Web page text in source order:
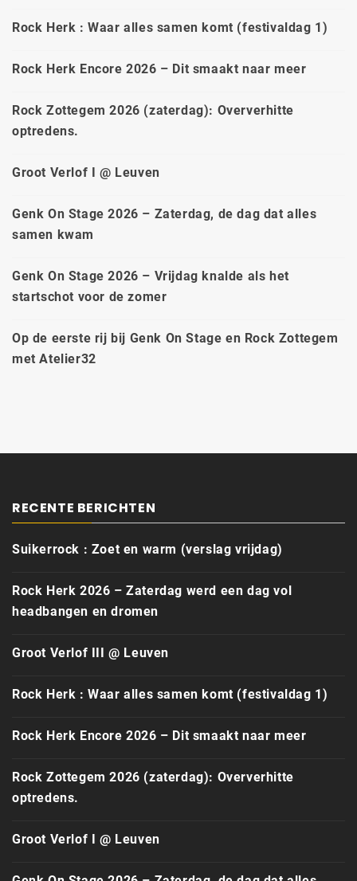
Rock Herk : Waar alles samen komt (festivaldag 1)
Rock Herk Encore 2026 – Dit smaakt naar meer
Rock Zottegem 2026 (zaterdag): Oververhitte
optredens.
Groot Verlof I @ Leuven
Genk On Stage 2026 – Zaterdag, de dag dat alles
samen kwam
Genk On Stage 2026 – Vrijdag knalde als het
startschot voor de zomer
Op de eerste rij bij Genk On Stage en Rock Zottegem
met Atelier32
RECENTE BERICHTEN
Suikerrock : Zoet en warm (verslag vrijdag)
Rock Herk 2026 – Zaterdag werd een dag vol
headbangen en dromen
Groot Verlof III @ Leuven
Rock Herk : Waar alles samen komt (festivaldag 1)
Rock Herk Encore 2026 – Dit smaakt naar meer
Rock Zottegem 2026 (zaterdag): Oververhitte
optredens.
Groot Verlof I @ Leuven